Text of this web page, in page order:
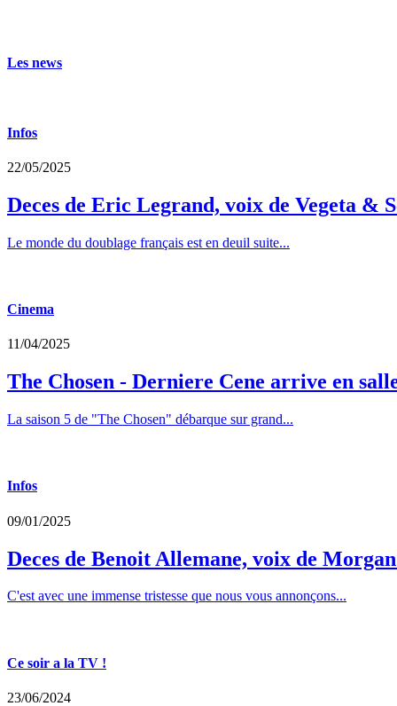
Les news
Infos
22/05/2025
Deces de Eric Legrand, voix de Vegeta &
Le monde du doublage français est en deuil suite...
Cinema
11/04/2025
The Chosen - Derniere Cene arrive en
La saison 5 de "The Chosen" débarque sur grand...
Infos
09/01/2025
Deces de Benoit Allemane, voix de
C'est avec une immense tristesse que nous vous annonçons...
Ce soir a la TV !
23/06/2024